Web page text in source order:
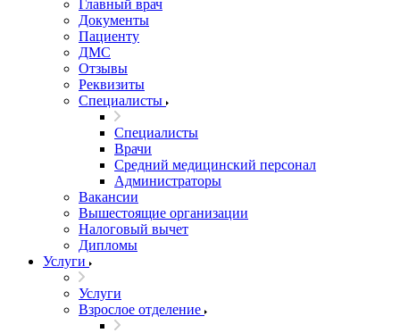
Главный врач
Документы
Пациенту
ДМС
Отзывы
Реквизиты
Специалисты
Специалисты
Врачи
Средний медицинский персонал
Администраторы
Вакансии
Вышестоящие организации
Налоговый вычет
Дипломы
Услуги
Услуги
Взрослое отделение